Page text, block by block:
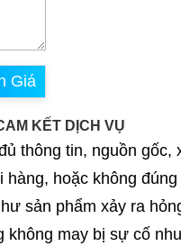
Giá
KẾT DỊCH VỤ
thông tin, nguồn gốc,
hàng, hoặc không
sản phẩm xảy ra
may bị sự cố